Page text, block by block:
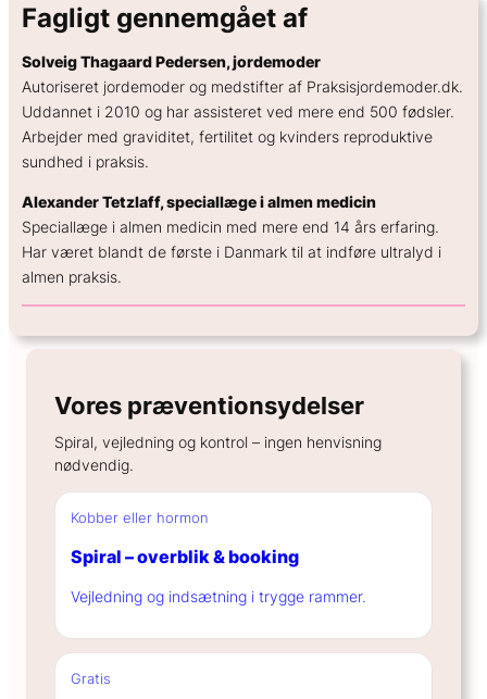
Fagligt gennemgået af
Solveig Thagaard Pedersen, jordemoder
Autoriseret jordemoder og medstifter af Praksisjordemoder.dk.
Uddannet i 2010 og har assisteret ved mere end 500 fødsler.
Arbejder med graviditet, fertilitet og kvinders reproduktive
sundhed i praksis.
Alexander Tetzlaff, speciallæge i almen medicin
Speciallæge i almen medicin med mere end 14 års erfaring.
Har været blandt de første i Danmark til at indføre ultralyd i
almen praksis.
Vores præventionsydelser
Spiral, vejledning og kontrol – ingen henvisning
nødvendig.
Kobber eller hormon
Spiral – overblik & booking
Vejledning og indsætning i trygge rammer.
Gratis